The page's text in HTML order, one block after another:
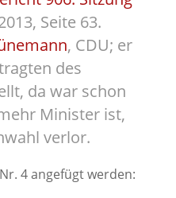
Seite 63.
, CDU; er
des
da war schon
Minister ist,
verlor.
4 angefügt werden: